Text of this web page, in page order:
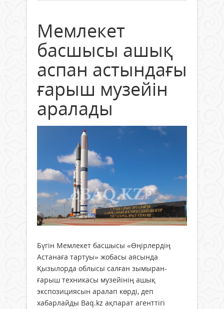
Мемлекет
басшысы ашық
аспан астындағы
ғарыш музейін
аралады
Бүгін Мемлекет басшысы «Өңірлердің
Астанаға тартуы» жобасы аясында
Қызылорда облысы салған зымыран-
ғарыш техникасы музейінің ашық
экспозициясын аралап көрді, деп
хабарлайды Baq.kz ақпарат агенттігі